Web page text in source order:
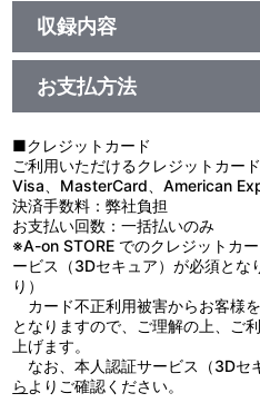
収録内容
＜収録曲＞
1：はじまりの旋律
2：朧げな現在
3：新天地
4：純心
5：青春の流転
6：そんなに楽しいの？
7：弾む想い
8：色褪せぬ過去
9：小さな不安
10：純情
お支払方法
■クレジットカード
ご利用いただけるクレジットカード
Visa、MasterCard、American
決済手数料：弊社負担
お支払い回数：一括払いのみ
※A-on STORE でのクレジットカ
ービス（3Dセキュア）が必須と
り）
カード不正利用被害からお客様
となりますので、ご理解の上、ご
上げます。
なお、本人認証サービス（3Dセ
ら よりご確認ください。